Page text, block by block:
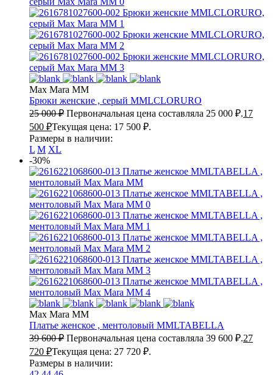
Max Mara MM
Брюки женские , серый MMLCLORURO
25 000₽ Первоначальная цена составляла 25 000 ₽.17
500 ₽Текущая цена: 17 500 ₽.
Размеры в наличии:
L M XL
-30%
Max Mara MM
Платье женское , ментоловый MMLTABELLA
39 600₽ Первоначальная цена составляла 39 600 ₽.27
720 ₽Текущая цена: 27 720 ₽.
Размеры в наличии: